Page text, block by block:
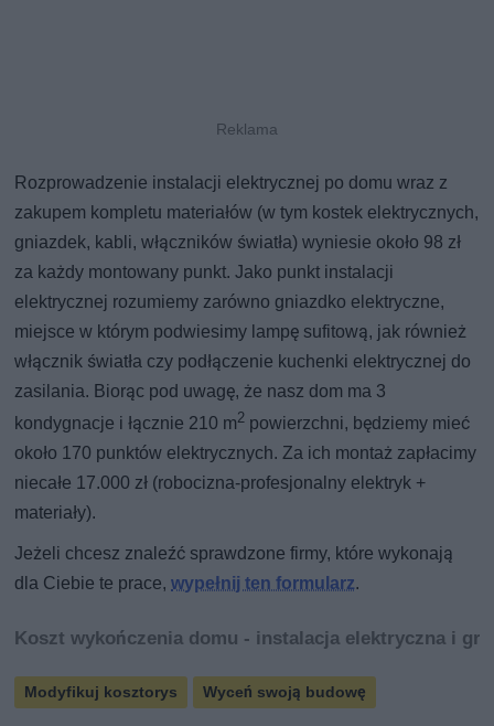
Rozprowadzenie instalacji elektrycznej po domu wraz z
zakupem kompletu materiałów (w tym kostek elektrycznych,
gniazdek, kabli, włączników światła) wyniesie około 98 zł
za każdy montowany punkt. Jako punkt instalacji
elektrycznej rozumiemy zarówno gniazdko elektryczne,
miejsce w którym podwiesimy lampę sufitową, jak również
włącznik światła czy podłączenie kuchenki elektrycznej do
zasilania. Biorąc pod uwagę, że nasz dom ma 3
kondygnacje i łącznie 210 m2 powierzchni, będziemy mieć
około 170 punktów elektrycznych. Za ich montaż zapłacimy
niecałe 17.000 zł (robocizna-profesjonalny elektryk +
materiały).
Jeżeli chcesz znaleźć sprawdzone firmy, które wykonają
dla Ciebie te prace,wypełnij ten formularz.
Koszt wykończenia domu - instalacja elektryczna i
Modyfikuj kosztorys Wyceń swoją budowę